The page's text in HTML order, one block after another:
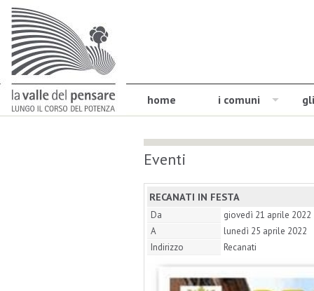
home i comuni
Eventi
RECANATI IN FESTA
Da
giovedì 21 aprile 2022
A
lunedì 25 aprile 2022
Indirizzo
Recanati